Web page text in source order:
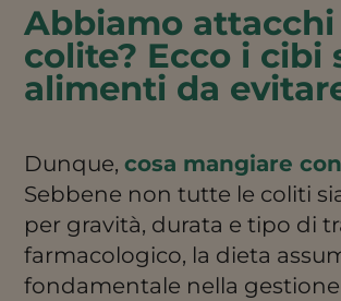
Abbiamo
colite? Ecco i cibi
alimenti da
Dunque,cosa mangiare
Sebbene non tutte le coliti
per gravità, durata e tipo di
farmacologico, la dieta
fondamentale nella